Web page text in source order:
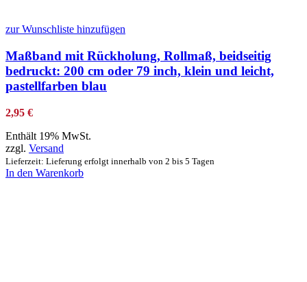
zur Wunschliste hinzufügen
Maßband mit Rückholung, Rollmaß, beidseitig
bedruckt: 200 cm oder 79 inch, klein und leicht,
pastellfarben blau
2,95 €
Enthält 19% MwSt.
zzgl. Versand
Lieferzeit: Lieferung erfolgt innerhalb von 2 bis 5 Tagen
In den Warenkorb